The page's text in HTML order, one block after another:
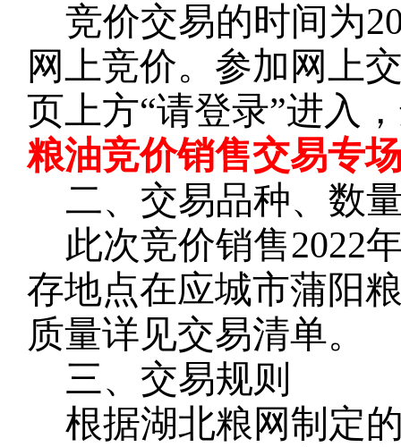
竞价交易的时间为
网上竞价。参加网上
页上方“请登录”进入
粮油竞价销售交易专
二、交易品种、数
此次竞价销售2022
存地点在应城市蒲阳
质量详见交易清单。
三、交易规则
根据湖北粮网制定